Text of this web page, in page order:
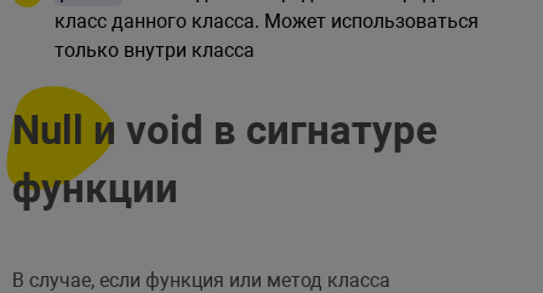
класс данного класса. Может использоваться
только внутри класса
Null и void в сигнатуре
функции
В случае, если функция или метод класса